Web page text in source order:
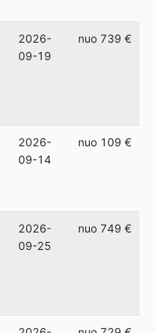
2026-
09-19
nuo 739 €
2026-
09-14
nuo 109 €
2026-
09-25
nuo 749 €